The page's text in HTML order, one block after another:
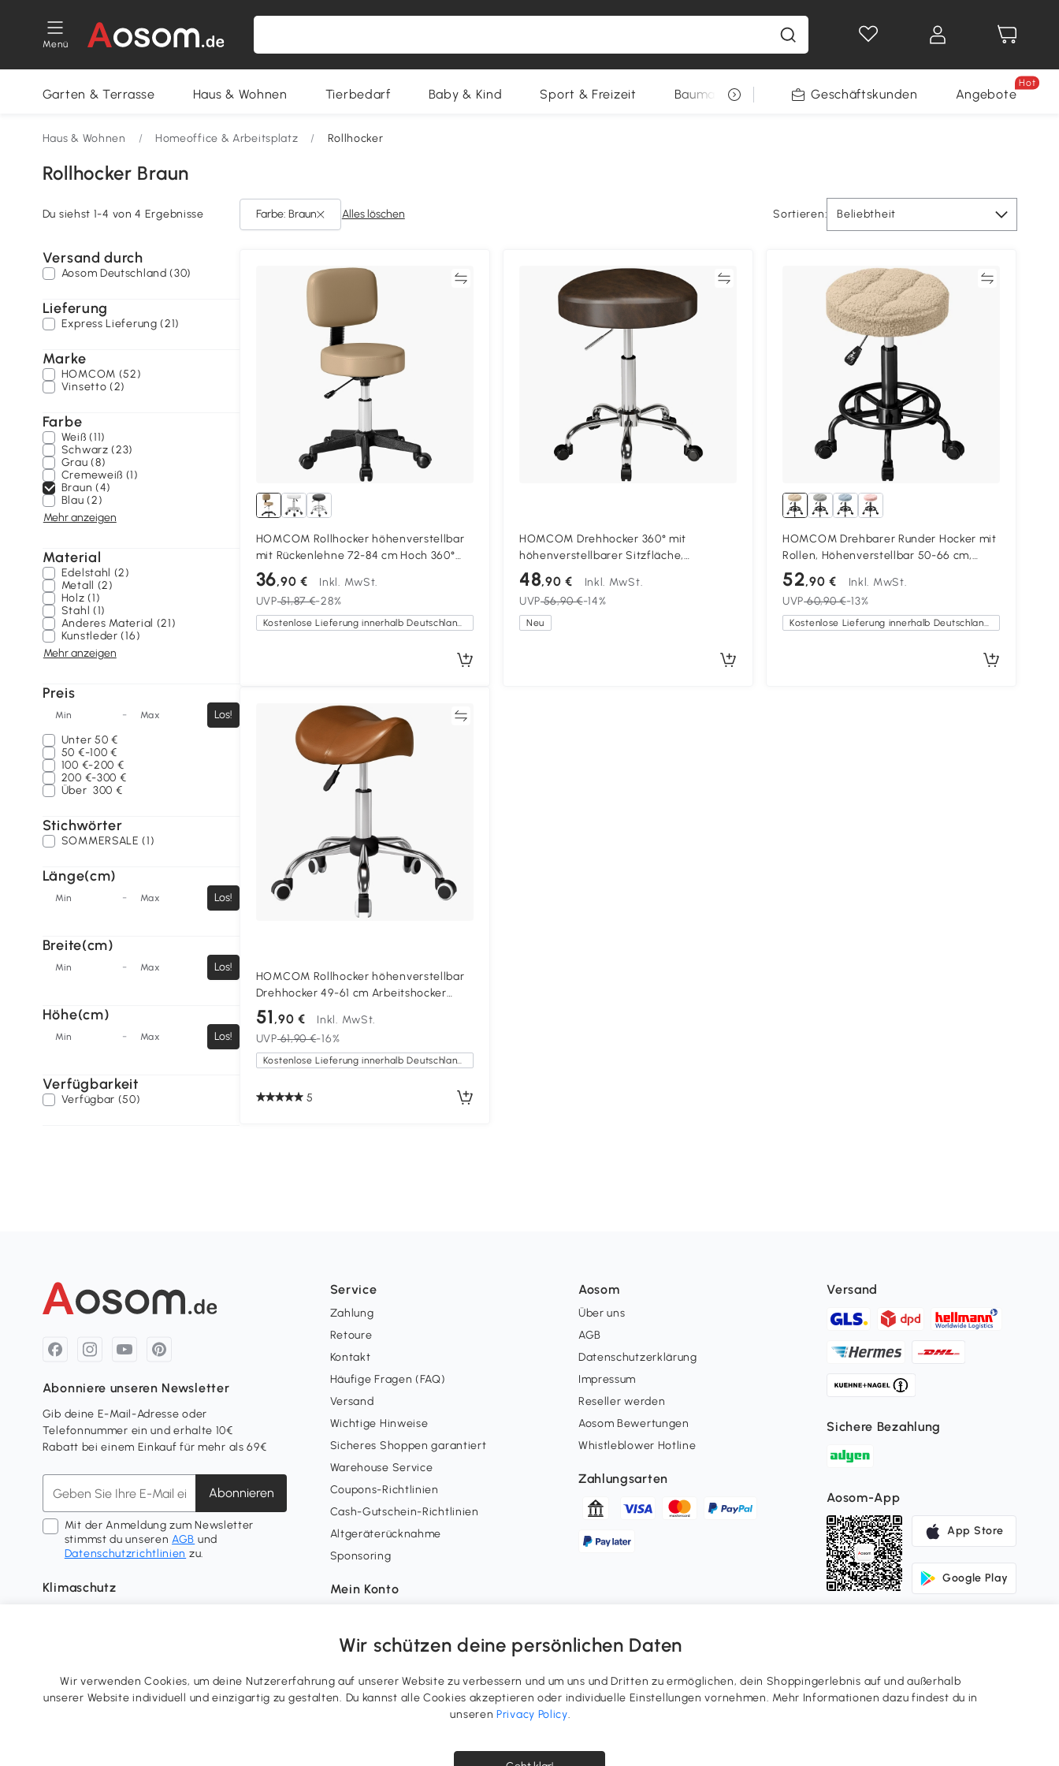
Menü
Gewinnspiele
Garten & Terrasse Haus & Wohnen Tierbedarf Baby & Kind Sport & Freizeit Baumarkt RestpostenGeschäftskunden Angebote
Hot
Haus & Wohnen / Homeoffice & Arbeitsplatz / Rollhocker
Rollhocker Braun
Du siehst 1-4 von 4 Ergebnisse Sortieren: Beliebtheit
Alles löschen
Farbe: Braun
Versand durch
Aosom Deutschland (30)
Lieferung
Express Lieferung (21)
Marke
HOMCOM (52)
Vinsetto (2)
Farbe
Weiß (11)
Schwarz (23)
Grau (8)
Cremeweiß (1)
Braun (4)
Blau (2)
Mehr anzeigen
Material
Edelstahl (2)
Metall (2)
Holz (1)
Stahl (1)
Anderes Material (21)
Kunstleder (16)
Mehr anzeigen
Preis
Min - Max
Los!
Unter 50 €
50 €-100 €
100 €-200 €
200 €-300 €
Über 300 €
Stichwörter
SOMMERSALE (1)
Länge(cm)
Min - Max Los!
Breite(cm)
Min - Max Los!
Höhe(cm)
Min - Max Los!
Verfügbarkeit
Verfügbar (50)
HOMCOM Rollhocker höhenverstellbar
mit Rückenlehne 72-84 cm Hoch 360°
Drehbar Arbeitshocker für Büro Salon
Hellbraun
36,90 €
Inkl. MwSt.
UVP51,87 €-28%
Kostenlose Lieferung innerhalb Deutschlands
Vergleichen
HOMCOM Drehhocker 360° mit
höhenverstellbarer Sitzfläche,
Kunstleder, Tragkraft 120 kg,
39x34.5x52-67.5 cm, Braun
48,90 €
Inkl. MwSt.
UVP56,90 €-14%
Neu
Vergleichen
HOMCOM Drehbarer Runder Hocker mit
Rollen, Höhenverstellbar 50-66 cm,
Sitzbezug aus Frotteestoff Braun
52,90 €
Inkl. MwSt.
UVP60,90 €-13%
Kostenlose Lieferung innerhalb Deutschlands
Vergleichen
HOMCOM Rollhocker höhenverstellbar
Drehhocker 49-61 cm Arbeitshocker
drehbar Sattelhocker für Büro Salon
Massage Spa Braun
51 ,90 €
Inkl. MwSt.
UVP61,90 €-16%
Kostenlose Lieferung innerhalb Deutschlands
5
Abonniere unseren Newsletter
Gib deine E-Mail-Adresse oder
Telefonnummer ein und erhalte 10€
Rabatt bei einem Einkauf für mehr als 69€
Abonnieren
Mit der Anmeldung zum Newsletter
stimmst du unserenAGB und
Datenschutzrichtlinien zu.
Klimaschutz
Service
Zahlung
Retoure
Kontakt
Häufige Fragen (FAQ)
Versand
Wichtige Hinweise
Sicheres Shoppen garantiert
Warehouse Service
Coupons-Richtlinien
Cash-Gutschein-Richtlinien
Altgeräterücknahme
Sponsoring
Mein Konto
Treuepunkte
Widerrufsrecht ausüben
Nutzergenerierte Inhalte
Aosom
Über uns
AGB
Datenschutzerklärung
Impressum
Reseller werden
Aosom Bewertungen
Whistleblower Hotline
Zahlungsarten
Versand
Sichere Bezahlung
Aosom-App
App Store
Google Play
Wir schützen deine persönlichen Daten
Wir verwenden Cookies, um deine Nutzererfahrung auf unserer Website zu verbessern und um uns und Dritten zu ermöglichen, dein Shoppingerlebnis auf und außerhalb
unserer Website individuell und einzigartig zu gestalten. Du kannst alle Cookies akzeptieren oder individuelle Einstellungen vornehmen. Mehr Informationen dazu findest du in
unserenPrivacy Policy.